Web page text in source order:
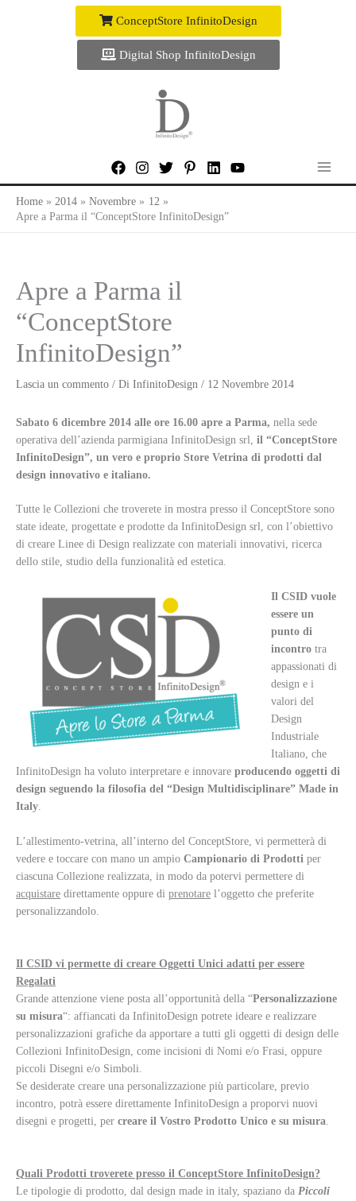
ConceptStore InfinitoDesign
Digital Shop InfinitoDesign
Home 2014 Novembre
12
Apre a Parma il “ConceptStore InfinitoDesign”
Apre a Parma il
“ConceptStore
InfinitoDesign”
Lascia un commento / Di InfinitoDesign / 12 Novembre 2014
Sabato 6 dicembre 2014 alle ore 16.00 apre a Parma, nella sede
operativa dell’azienda parmigiana InfinitoDesign srl, il “ConceptStore
InfinitoDesign”, un vero e proprio Store Vetrina di prodotti dal
design innovativo e italiano.
Tutte le Collezioni che troverete in mostra presso il ConceptStore sono
state ideate, progettate e prodotte da InfinitoDesign srl, con l’obiettivo
di creare Linee di Design realizzate con materiali innovativi, ricerca
dello stile, studio della funzionalità ed estetica.
Il CSID vuole
essere un
punto di
incontrotra
appassionati di
design e i
valori del
Design
Industriale
Italiano, che
InfinitoDesign ha voluto interpretare e innovare producendo oggetti di
design seguendo la filosofia del “Design Multidisciplinare” Made in
Italy.
L’allestimento-vetrina, all’interno del ConceptStore, vi permetterà di
vedere e toccare con mano un ampio Campionario di Prodotti per
ciascuna Collezione realizzata, in modo da potervi permettere di
acquistare direttamente oppure di prenotare l’oggetto che preferite
personalizzandolo.
Il CSID vi permette di creare Oggetti Unici adatti per essere
Regalati
Grande attenzione viene posta all’opportunità della “Personalizzazione
su misura“: affiancati da InfinitoDesign potrete ideare e realizzare
personalizzazioni grafiche da apportare a tutti gli oggetti di design delle
Collezioni InfinitoDesign, come incisioni di Nomi e/o Frasi, oppure
piccoli Disegni e/o Simboli.
Se desiderate creare una personalizzazione più particolare, previo
incontro, potrà essere direttamente InfinitoDesign a proporvi nuovi
disegni e progetti, per creare il Vostro Prodotto Unico e su misura.
Quali Prodotti troverete presso il ConceptStore InfinitoDesign?
Le tipologie di prodotto, dal design made in italy, spaziano da Piccoli